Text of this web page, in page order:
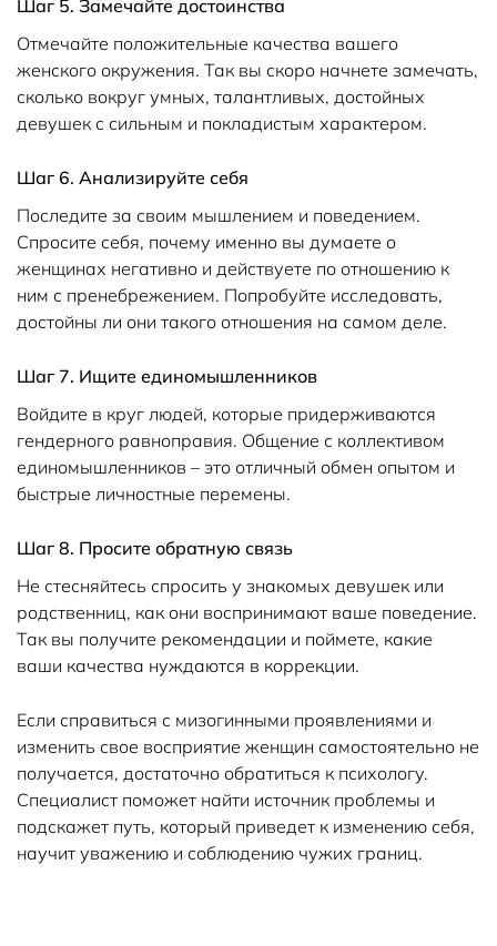
Шаг 5. Замечайте достоинства
Отмечайте положительные качества вашего
женского окружения. Так вы скоро начнете замечать,
сколько вокруг умных, талантливых, достойных
девушек с сильным и покладистым характером.
Шаг 6. Анализируйте себя
Последите за своим мышлением и поведением.
Спросите себя, почему именно вы думаете о
женщинах негативно и действуете по отношению к
ним с пренебрежением. Попробуйте исследовать,
достойны ли они такого отношения на самом деле.
Шаг 7. Ищите единомышленников
Войдите в круг людей, которые придерживаются
гендерного равноправия. Общение с коллективом
единомышленников – это отличный обмен опытом и
быстрые личностные перемены.
Шаг 8. Просите обратную связь
Не стесняйтесь спросить у знакомых девушек или
родственниц, как они воспринимают ваше поведение.
Так вы получите рекомендации и поймете, какие
ваши качества нуждаются в коррекции.
Если справиться с мизогинными проявлениями и
изменить свое восприятие женщин самостоятельно не
получается, достаточно обратиться к психологу.
Специалист поможет найти источник проблемы и
подскажет путь, который приведет к изменению себя,
научит уважению и соблюдению чужих границ.